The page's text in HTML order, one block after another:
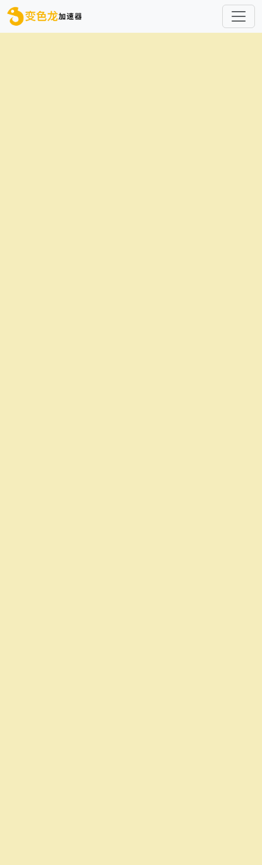
跳转到主要内容